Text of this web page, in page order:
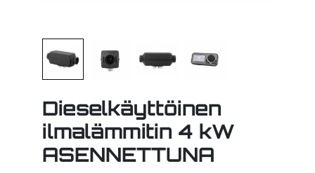
Dieselkäyttöinen
ilmalämmitin 4 kW
ASENNETTUNA